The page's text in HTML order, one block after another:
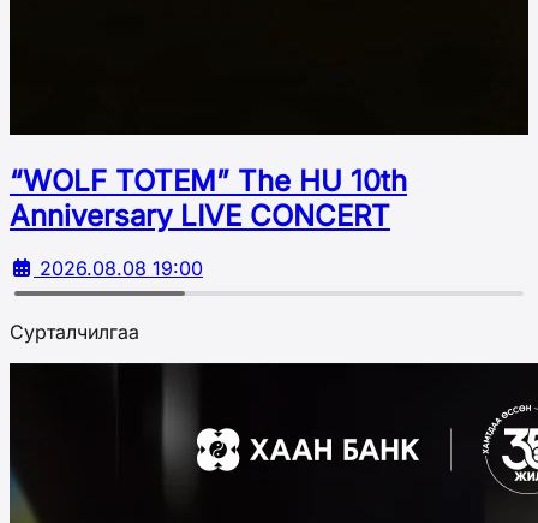
“WOLF TOTEM” The HU 10th
Аnniversary LIVE CONCERT
2026.08.08 19:00
Сурталчилгаа